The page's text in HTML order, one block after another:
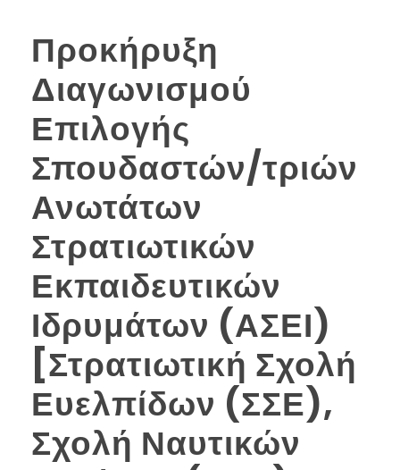
Προκήρυξη
Διαγωνισμού
Επιλογής
Σπουδαστών/τριών
Ανωτάτων
Στρατιωτικών
Εκπαιδευτικών
Ιδρυμάτων (ΑΣΕΙ)
[Στρατιωτική Σχολή
Ευελπίδων (ΣΣΕ),
Σχολή Ναυτικών